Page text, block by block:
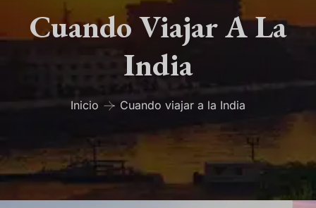
Cuando Viajar A La
India
Inicio Cuando viajar a la India